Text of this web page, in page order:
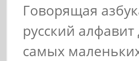
Говорящая
русский алфавит
самых